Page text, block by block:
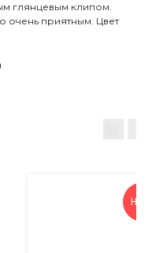
глянцевым клипом.
очень приятным. Цвет